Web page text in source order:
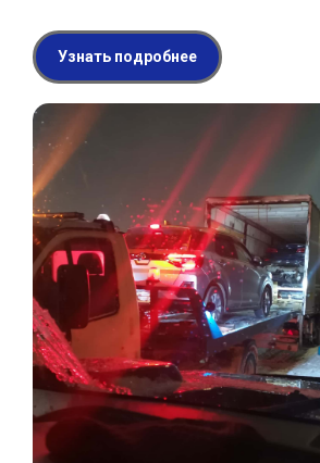
Узнать подробнее